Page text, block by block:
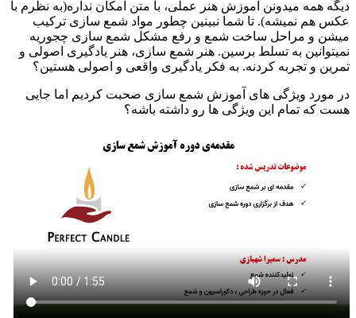
دیگه همه میدونن آموزش هنر عملی، با متن امکان نداره(به نظرم با
عکس هم نمیشه). تا شما نبینین چطور مواد شمع سازی ترکیب
میشن و مراحل ساخت شمع و رفع مشکل شمع سازی چجوریه
نمیتوانین به تسلط برسین. هنر شمع سازی، هنر یادگیری اصولی و
تمرین و تجربه کردنه. به فکر یادگیری واقعی و اصولی هستین؟
در مورد ویژگی های آموزش شمع سازی صحبت کردیم اما جایی
هست که تمام این ویژگی ها رو داشته باشه؟